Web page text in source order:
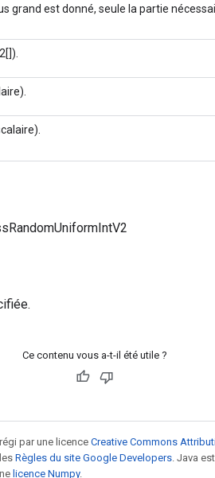
grand est donné, seule la partie
Ce contenu vous a-t-il été utile ?
par une licence Creative Commons
Règles du site Google Developers . Java
licence Numpy.